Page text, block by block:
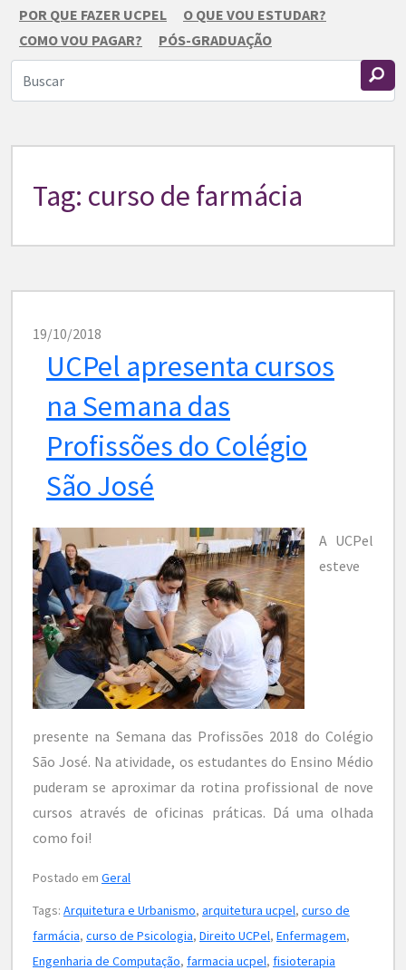
POR QUE FAZER UCPEL
O QUE VOU ESTUDAR?
COMO VOU PAGAR?
PÓS-GRADUAÇÃO
Tag: curso de farmácia
19/10/2018
UCPel apresenta cursos
na Semana das
Profissões do Colégio
São José
A UCPel
esteve
presente na Semana das Profissões 2018 do Colégio
São José. Na atividade, os estudantes do Ensino Médio
puderam se aproximar da rotina profissional de nove
cursos através de oficinas práticas. Dá uma olhada
como foi!
Postado em Geral
Tags: Arquitetura e Urbanismo, arquitetura ucpel, curso de
farmácia, curso de Psicologia, Direito UCPel, Enfermagem,
Engenharia de Computação, farmacia ucpel, fisioterapia